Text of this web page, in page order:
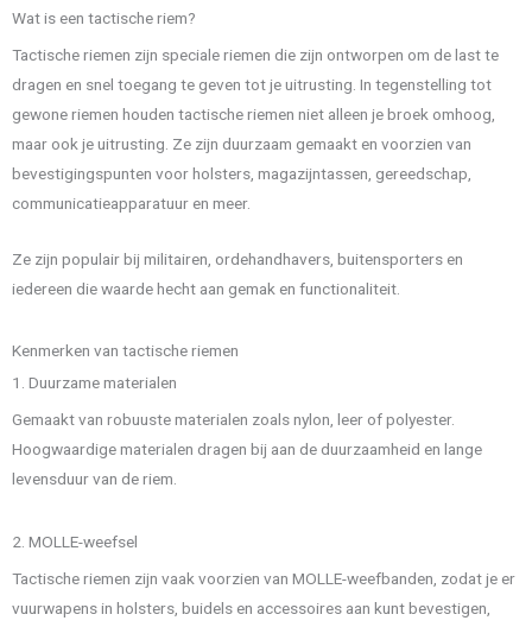
Wat is een tactische riem?
Tactische riemen zijn speciale riemen die zijn ontworpen om de last te
dragen en snel toegang te geven tot je uitrusting. In tegenstelling tot
gewone riemen houden tactische riemen niet alleen je broek omhoog,
maar ook je uitrusting. Ze zijn duurzaam gemaakt en voorzien van
bevestigingspunten voor holsters, magazijntassen, gereedschap,
communicatieapparatuur en meer.
Ze zijn populair bij militairen, ordehandhavers, buitensporters en
iedereen die waarde hecht aan gemak en functionaliteit.
Kenmerken van tactische riemen
1. Duurzame materialen
Gemaakt van robuuste materialen zoals nylon, leer of polyester.
Hoogwaardige materialen dragen bij aan de duurzaamheid en lange
levensduur van de riem.
2. MOLLE-weefsel
Tactische riemen zijn vaak voorzien van MOLLE-weefbanden, zodat je er
vuurwapens in holsters, buidels en accessoires aan kunt bevestigen,